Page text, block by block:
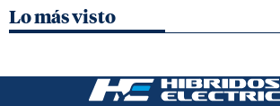
Lo más visto